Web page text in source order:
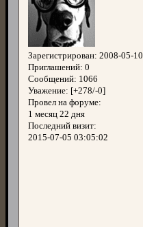
Зарегистрирован: 2008-05-10
Приглашений: 0
Сообщений: 1066
Уважение: [+278/-0]
Провел на форуме:
1 месяц 22 дня
Последний визит:
2015-07-05 03:05:02